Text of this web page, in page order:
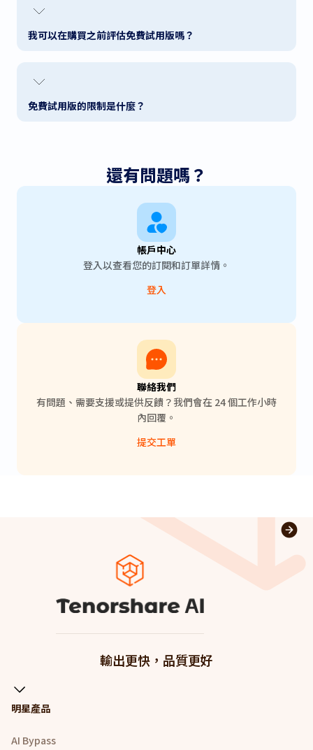
我可以在購買之前評估免費試用版嗎？
免費試用版的限制是什麼？
還有問題嗎？
帳戶中心
登入以查看您的訂閱和訂單詳情。
登入
聯絡我們
有問題、需要支援或提供反饋？我們會在 24 個工作小時
內回覆。
提交工單
輸出更快，品質更好
明星產品
AI Bypass